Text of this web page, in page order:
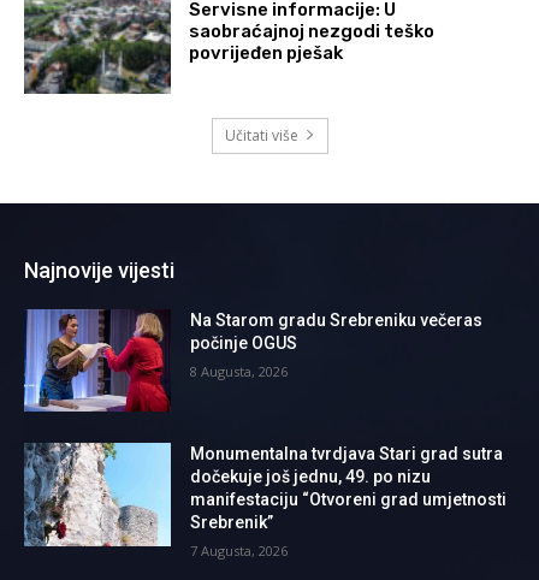
Servisne informacije: U
saobraćajnoj nezgodi teško
povrijeđen pješak
Učitati više
Najnovije vijesti
Na Starom gradu Srebreniku večeras
počinje OGUS
8 Augusta, 2026
Monumentalna tvrdjava Stari grad sutra
dočekuje još jednu, 49. po nizu
manifestaciju “Otvoreni grad umjetnosti
Srebrenik”
7 Augusta, 2026